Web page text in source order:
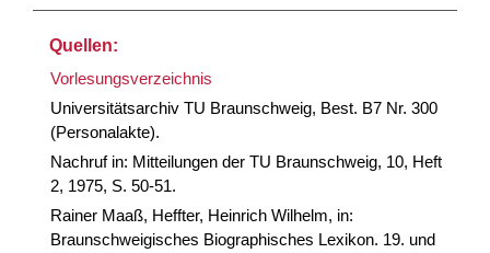
Quellen:
Vorlesungsverzeichnis
Universitätsarchiv TU Braunschweig, Best. B7 Nr. 300
(Personalakte).
Nachruf in: Mitteilungen der TU Braunschweig, 10, Heft
2, 1975, S. 50-51.
Rainer Maaß, Heffter, Heinrich Wilhelm, in:
Braunschweigisches Biographisches Lexikon. 19. und